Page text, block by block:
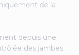
de la
depuis une
des jambes.